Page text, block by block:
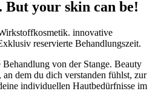
But your skin can be!
innovative
reservierte Behandlungszeit.
von der Stange. Beauty
dem du dich verstanden fühlst, zur
individuellen Hautbedürfnisse im